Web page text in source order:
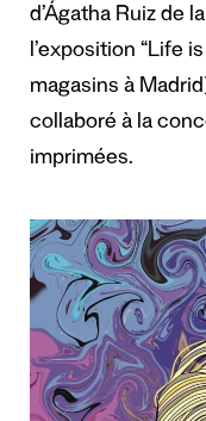
d’Ágatha Ruiz de
l’exposition “Life
magasins à
collaboré à la
imprimées.